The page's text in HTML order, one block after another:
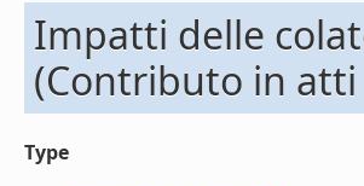
Impatti delle
(Contributo in
Type